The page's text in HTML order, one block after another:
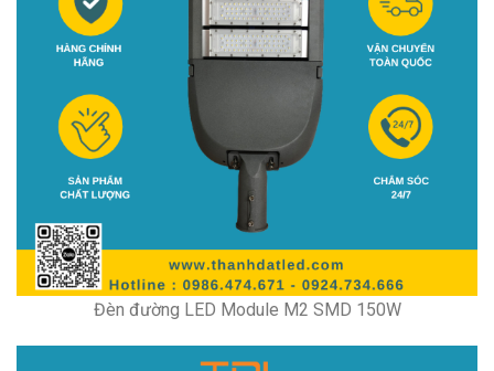
Đèn đường LED Module M2 SMD 150W